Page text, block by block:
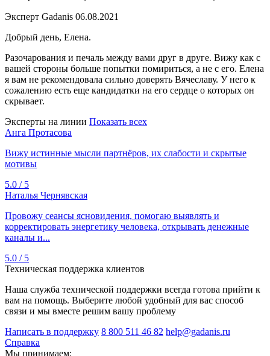
Эксперт Gadanis 06.08.2021
Добрый день, Елена.
Разочарования и печаль между вами друг в друге. Вижу как с
вашей стороны больше попытки помириться, а не с его. Елена
я вам не рекомендовала сильно доверять Вячеславу. У него к
сожалению есть еще кандидатки на его сердце о которых он
скрывает.
Эксперты на линии Показать всех
Анга Протасова
Вижу истинные мысли партнёров, их слабости и скрытые
мотивы
5.0 / 5
Наталья Чернявская
Провожу сеансы ясновидения, помогаю выявлять и
корректировать энергетику человека, открывать денежные
каналы и...
5.0 / 5
Техническая поддержка клиентов
Наша служба технической поддержки всегда готова прийти к
вам на помощь. Выберите любой удобный для вас способ
связи и мы вместе решим вашу проблему
Написать в поддержку 8 800 511 46 82 help@gadanis.ru
Справка
Мы принимаем: